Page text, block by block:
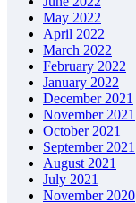
May 2022
April 2022
March 2022
February 2022
January 2022
December 2021
November 2021
October 2021
September 2021
August 2021
July 2021
November 2020